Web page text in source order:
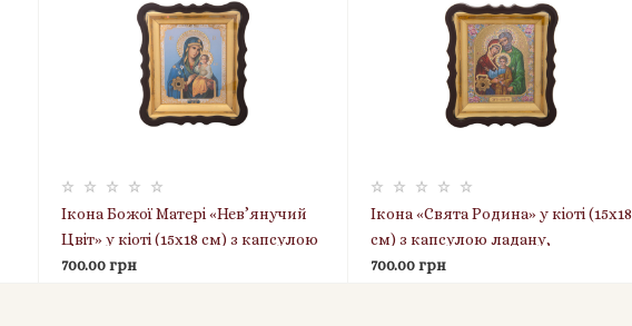
Ікона Божої Матері «Нев’янучий
Цвіт» у кіоті (15х18 см) з капсулою
ладану, пластикова рамка
700.00 грн
Ікона «Свята Родина» у кіоті (15х18
см) з капсулою ладану,
пластикова рамка
700.00 грн